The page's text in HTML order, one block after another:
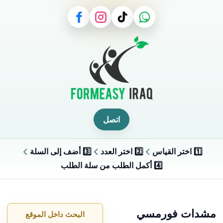
اتصل
1️⃣ اختر القياس 2️⃣ اختر العدد
3️⃣ أضف إلى السلة
4️⃣ أكمل الطلب من سلة الطلب
مشدات فورمسي